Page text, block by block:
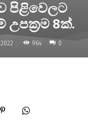
පිළිවෙලට
උපක්‍රම 8ක්.
2022 964 0